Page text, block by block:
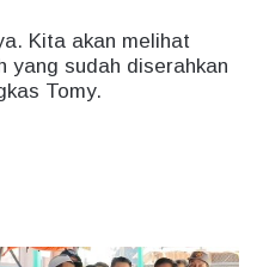
Kita akan melihat
yang sudah diserahkan
Tomy.